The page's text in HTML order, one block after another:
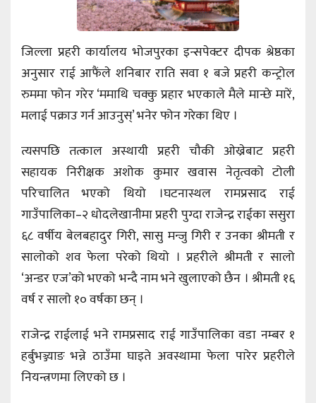
जिल्ला प्रहरी कार्यालय भोजपुरका इन्सपेक्टर दीपक श्रेष्ठका
अनुसार राई आफैंले शनिबार राति सवा १ बजे प्रहरी कन्ट्रोल
रुममा फोन गरेर ‘ममाथि चक्कु प्रहार भएकाले मैले मान्छे मारें,
मलाई पक्राउ गर्न आउनुस्’ भनेर फोन गरेका थिए ।
त्यसपछि तत्काल अस्थायी प्रहरी चौकी ओख्रेबाट प्रहरी
सहायक निरीक्षक अशोक कुमार खवास नेतृत्वको टोली
परिचालित भएको थियो ।घटनास्थल रामप्रसाद राई
गाउँपालिका–२ धोदलेखानीमा प्रहरी पुग्दा राजेन्द्र राईका ससुरा
६८ वर्षीय बेलबहादुर गिरी, सासु मन्जु गिरी र उनका श्रीमती र
सालोको शव फेला परेको थियो । प्रहरीले श्रीमती र सालो
‘अन्डर एज’को भएको भन्दै नाम भने खुलाएको छैन । श्रीमती १६
वर्ष र सालाे १० वर्षका छन् ।
राजेन्द्र राईलाई भने रामप्रसाद राई गाउँपालिका वडा नम्बर १
हर्बुभञ्ज्याङ भन्ने ठाउँमा घाइते अवस्थामा फेला पारेर प्रहरीले
नियन्त्रणमा लिएको छ ।